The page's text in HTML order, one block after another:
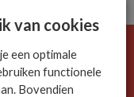
van cookies
een optimale
functionele
Bovendien